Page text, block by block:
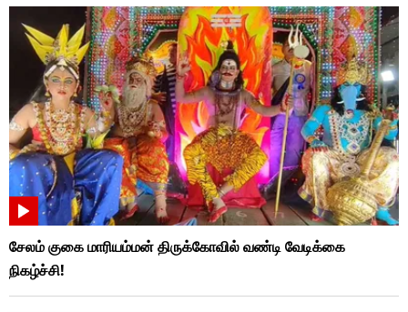
சேலம் குகை மாரியம்மன் திருக்கோவில் வண்டி வேடிக்கை
நிகழ்ச்சி!